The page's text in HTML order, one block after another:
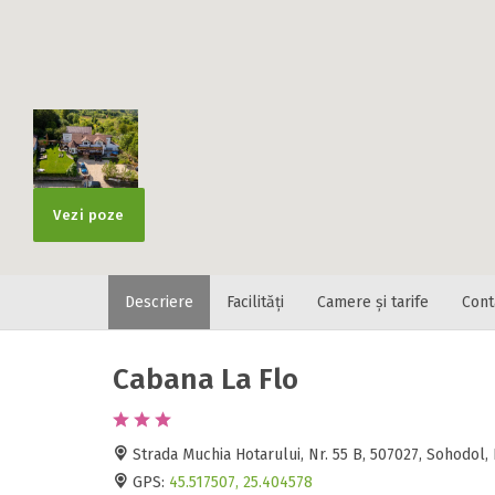
Vezi poze
Descriere Facilități Camere și tarife
Cabana La Flo
Strada Muchia Hotarului, Nr. 55 B, 507027, Sohodol,
GPS: 45.517507, 25.404578
E-mail
Numar